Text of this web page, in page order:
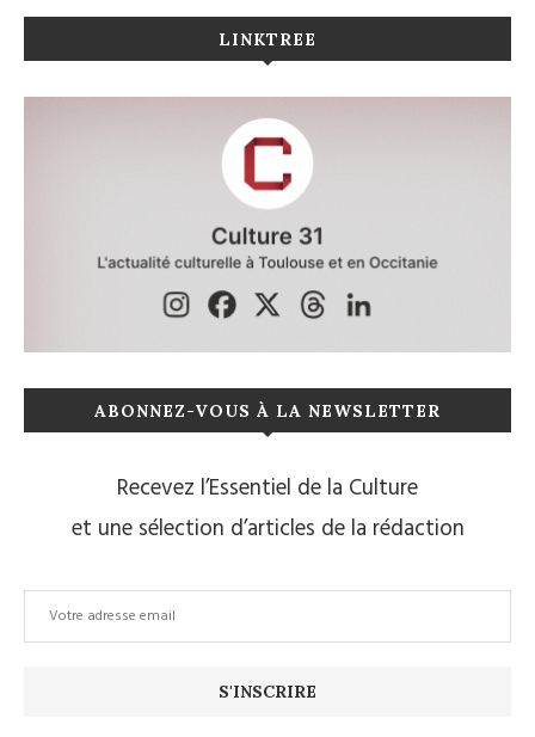
LINKTREE
ABONNEZ-VOUS À LA NEWSLETTER
Recevez l’Essentiel de la Culture
et une sélection d’articles de la rédaction